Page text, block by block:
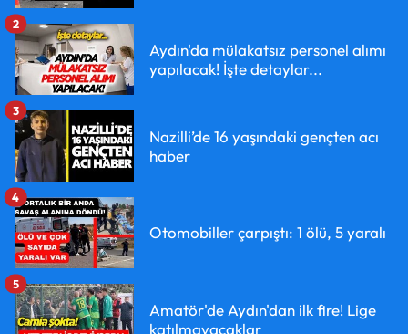
Aydın'da mülakatsız personel alımı
yapılacak! İşte detaylar...
2
Nazilli’de 16 yaşındaki gençten acı
haber
3
Otomobiller çarpıştı: 1 ölü, 5 yaralı
4
Amatör'de Aydın'dan ilk fire! Lige
katılmayacaklar
5